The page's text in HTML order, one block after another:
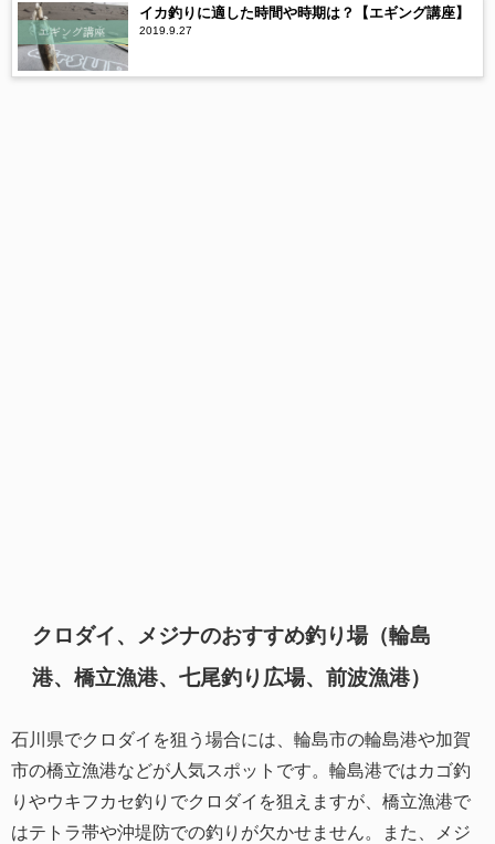
イカ釣りに適した時間や時期は？【エギング講座】
2019.9.27
クロダイ、メジナのおすすめ釣り場（輪島
港、橋立漁港、七尾釣り広場、前波漁港）
石川県でクロダイを狙う場合には、輪島市の輪島港や加賀
市の橋立漁港などが人気スポットです。輪島港ではカゴ釣
りやウキフカセ釣りでクロダイを狙えますが、橋立漁港で
はテトラ帯や沖堤防での釣りが欠かせません。また、メジ